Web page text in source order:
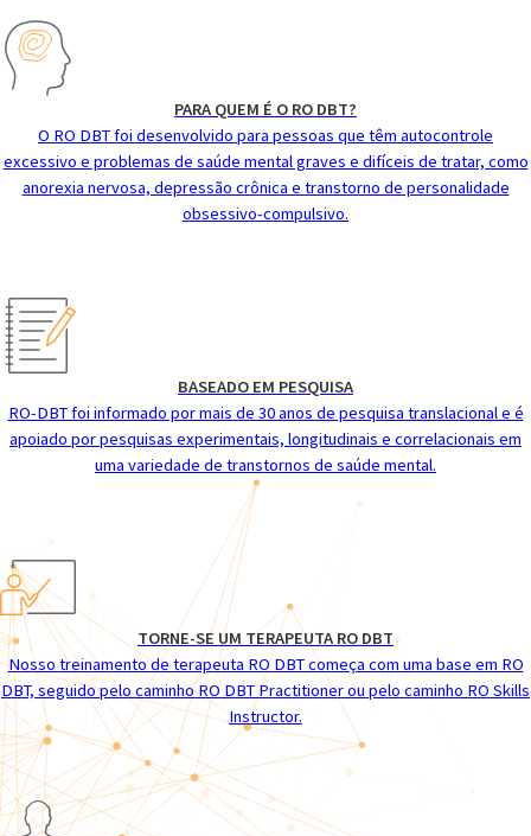
PARA QUEM É O RO DBT?
O RO DBT foi desenvolvido para pessoas que têm autocontrole
excessivo e problemas de saúde mental graves e difíceis de tratar, como
anorexia nervosa, depressão crônica e transtorno de personalidade
obsessivo-compulsivo.
BASEADO EM PESQUISA
RO-DBT foi informado por mais de 30 anos de pesquisa translacional e é
apoiado por pesquisas experimentais, longitudinais e correlacionais em
uma variedade de transtornos de saúde mental.
TORNE-SE UM TERAPEUTA RO DBT
Nosso treinamento de terapeuta RO DBT começa com uma base em RO
DBT, seguido pelo caminho RO DBT Practitioner ou pelo caminho RO Skills
Instructor.